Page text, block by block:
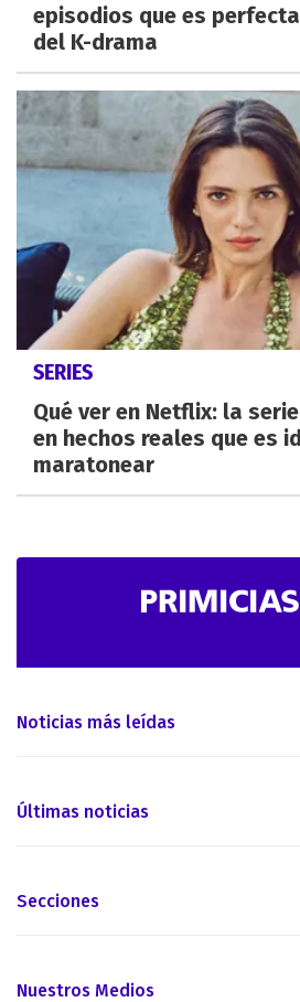
episodios que es
del K-drama
SERIES
Qué ver en Netflix: la
en hechos reales que es
maratonear
Noticias más leídas
Últimas noticias
Secciones
Nuestros Medios